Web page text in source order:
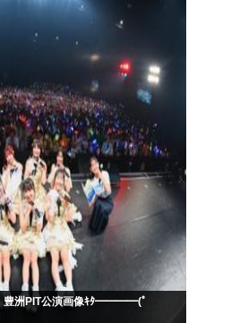
豊洲PIT公演画像ｷﾀ━━━━(ﾟ